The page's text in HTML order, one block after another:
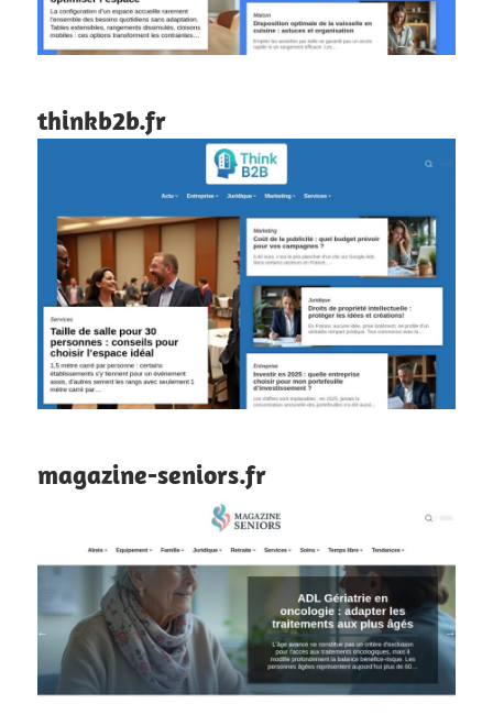
thinkb2b.fr
magazine-seniors.fr